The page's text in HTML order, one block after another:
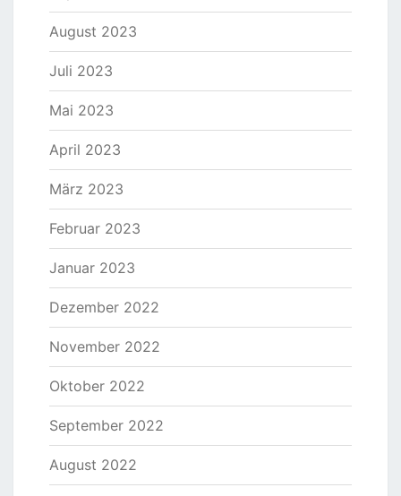
August 2023
Juli 2023
Mai 2023
April 2023
März 2023
Februar 2023
Januar 2023
Dezember 2022
November 2022
Oktober 2022
September 2022
August 2022